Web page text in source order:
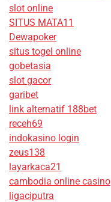
slot online
SITUS MATA11
Dewapoker
situs togel online
gobetasia
slot gacor
garibet
link alternatif 188bet
receh69
indokasino login
zeus138
layarkaca21
cambodia online casino
ligaciputra